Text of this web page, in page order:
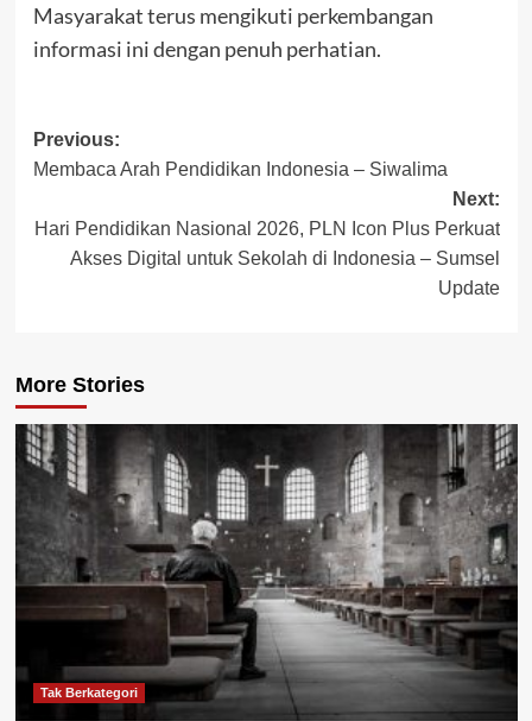
Masyarakat terus mengikuti perkembangan
informasi ini dengan penuh perhatian.
Post
navigation
Previous:
Membaca Arah Pendidikan Indonesia – Siwalima
Next:
Hari Pendidikan Nasional 2026, PLN Icon Plus Perkuat
Akses Digital untuk Sekolah di Indonesia – Sumsel
Update
More Stories
Tak Berkategori